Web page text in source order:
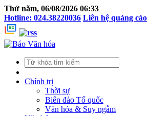
Thứ năm, 06/08/2026 06:33
Hotline: 024.38220036 Liên hệ quảng cáo
Chính trị
Thời sự
Biển đảo Tổ quốc
Văn hóa & Suy ngẫm